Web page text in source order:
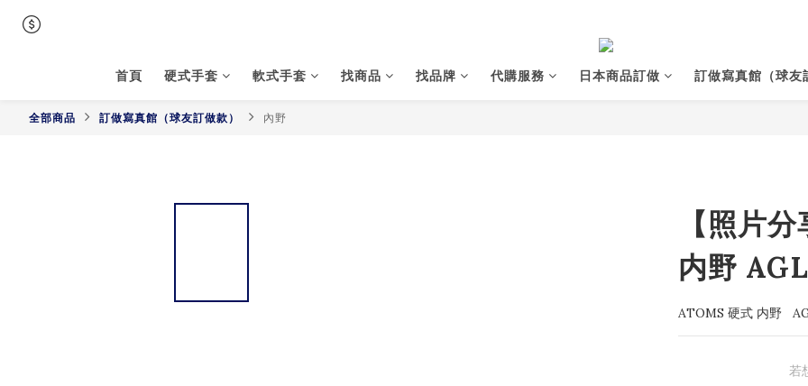
首頁 硬式手套 軟式手套 找商品 找品牌 代購服務 日本商品訂做 訂做寫真館（球友
全部商品 訂做寫真館（球友訂做款） 內野
【照片
内野
ATOMS 硬式 内野
若